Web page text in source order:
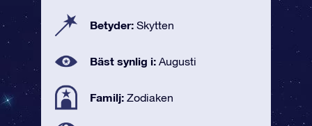
Betyder: Skytten
Bäst synlig i: Augusti
Familj: Zodiaken